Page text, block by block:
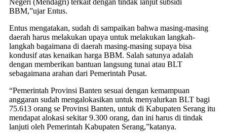
Negeri (Mendagri) terkait dengan tindak lanjut subsidi
BBM,”ujar Entus.
Entus mengatakan, sudah di sampaikan bahwa masing-masing
daerah harus melakukan upaya untuk melakukan langkah-
langkah bagaimana di daerah masing-masing supaya bisa
kondusif atas kenaikan harga BBM. Salah satunya adalah
dengan memberikan bantuan langsung tunai atau BLT
sebagaimana arahan dari Pemerintah Pusat.
“Pemerintah Provinsi Banten sesuai dengan kemampuan
anggaran sudah mengalokasikan untuk menyalurkan BLT bagi
75.613 orang se Provinsi Banten, untuk di Kabupaten Serang itu
mendapat alokasi sekitar 9.300 orang, dan ini harus di tindak
lanjuti oleh Pemerintah Kabupaten Serang,”katanya.